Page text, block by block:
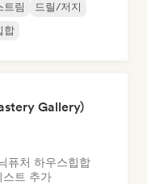
트림
드릴/저지
합
Gallery)
퓨처 하우스힙합
스트 추가